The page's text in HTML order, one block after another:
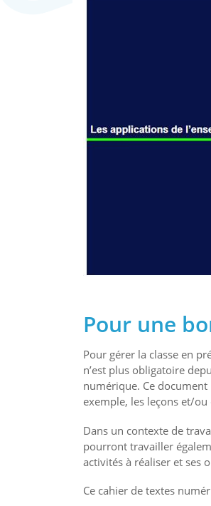
Pour une
Pour gérer la classe en
n’est plus obligatoire
numérique. Ce
exemple, les leçons et/
Dans un contexte de
pourront travailler
activités à réaliser et ses
Ce cahier de textes